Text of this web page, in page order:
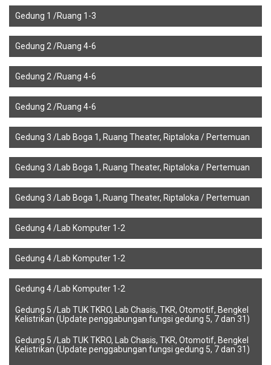
Gedung 1 /Ruang 1-3
Gedung 2 /Ruang 4-6
Gedung 2 /Ruang 4-6
Gedung 2 /Ruang 4-6
Gedung 3 /Lab Boga 1, Ruang Theater, Riptaloka / Pertemuan
Gedung 3 /Lab Boga 1, Ruang Theater, Riptaloka / Pertemuan
Gedung 3 /Lab Boga 1, Ruang Theater, Riptaloka / Pertemuan
Gedung 4 /Lab Komputer 1-2
Gedung 4 /Lab Komputer 1-2
Gedung 4 /Lab Komputer 1-2
Gedung 5 /Lab TUK TKRO, Lab Chasis, TKR, Otomotif, Bengkel
Kelistrikan (Update penggabungan fungsi gedung 5, 7 dan 31)
Gedung 5 /Lab TUK TKRO, Lab Chasis, TKR, Otomotif, Bengkel
Kelistrikan (Update penggabungan fungsi gedung 5, 7 dan 31)